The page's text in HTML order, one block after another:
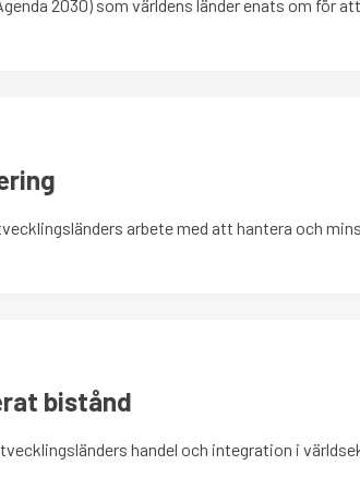
2030) som världens länder enats om för
arbete med att hantera och
bistånd
handel och integration i